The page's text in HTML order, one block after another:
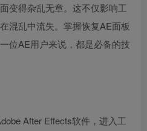
变得杂乱无章。这不仅影响工
混乱中流失。掌握恢复AE面板
位AE用户来说，都是必备的技
After Effects软件，进入工